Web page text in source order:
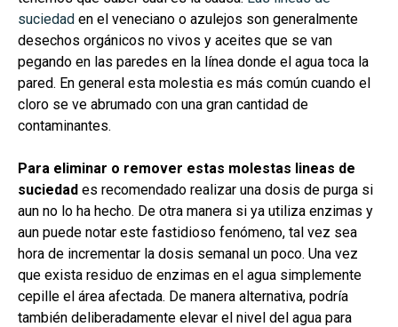
suciedad en el veneciano o azulejos son generalmente
desechos orgánicos no vivos y aceites que se van
pegando en las paredes en la línea donde el agua toca la
pared. En general esta molestia es más común cuando el
cloro se ve abrumado con una gran cantidad de
contaminantes.
Para eliminar o remover estas molestas lineas de
suciedad es recomendado realizar una dosis de purga si
aun no lo ha hecho. De otra manera si ya utiliza enzimas y
aun puede notar este fastidioso fenómeno, tal vez sea
hora de incrementar la dosis semanal un poco. Una vez
que exista residuo de enzimas en el agua simplemente
cepille el área afectada. De manera alternativa, podría
también deliberadamente elevar el nivel del agua para